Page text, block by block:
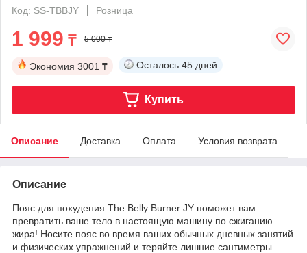
Код: SS-TBBJY
Розница
1 999 ₸ 5 000 ₸
Экономия 3001 ₸ Осталось 45 дней
Купить
Описание Доставка Оплата Условия возврата
Описание
Пояс для похудения The Belly Burner JY поможет вам
превратить ваше тело в настоящую машину по сжиганию
жира! Носите пояс во время ваших обычных дневных занятий
и физических упражнений и теряйте лишние сантиметры